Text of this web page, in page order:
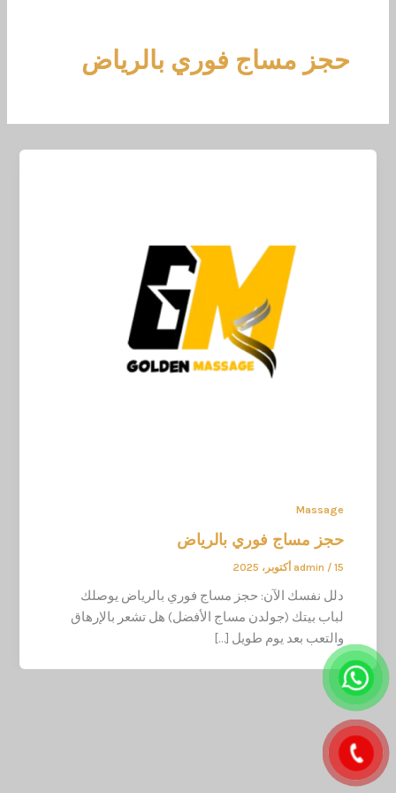
حجز مساج فوري بالرياض
Massage
حجز مساج فوري بالرياض
admin / 15 أكتوبر، 2025
دلل نفسك الآن: حجز مساج فوري بالرياض يوصلك
لباب بيتك (جولدن مساج الأفضل) هل تشعر بالإرهاق
والتعب بعد يوم طويل […]